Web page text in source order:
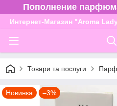
Пополнение
Интернет-Магазин "Aroma
Товари та послуги
Новинка –3%